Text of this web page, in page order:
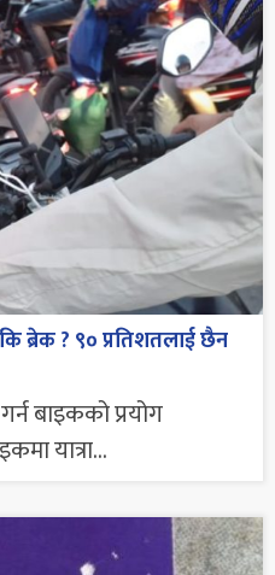
ब्रेक ? ९० प्रतिशतलाई छैन
बाइकको प्रयोग
यात्रा...